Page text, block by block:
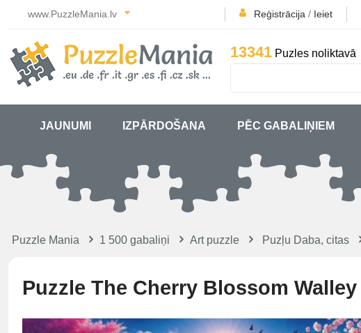
www.PuzzleMania.lv Reģistrācija / Ieiet
13341 Puzles noliktavā
JAUNUMI IZPĀRDOŠANA PĒC GABALIŅIEM
Puzzle Mania 1 500 gabaliņi Art puzzle Puzļu Daba, citas
Puzzle The Cherry Blossom Walley